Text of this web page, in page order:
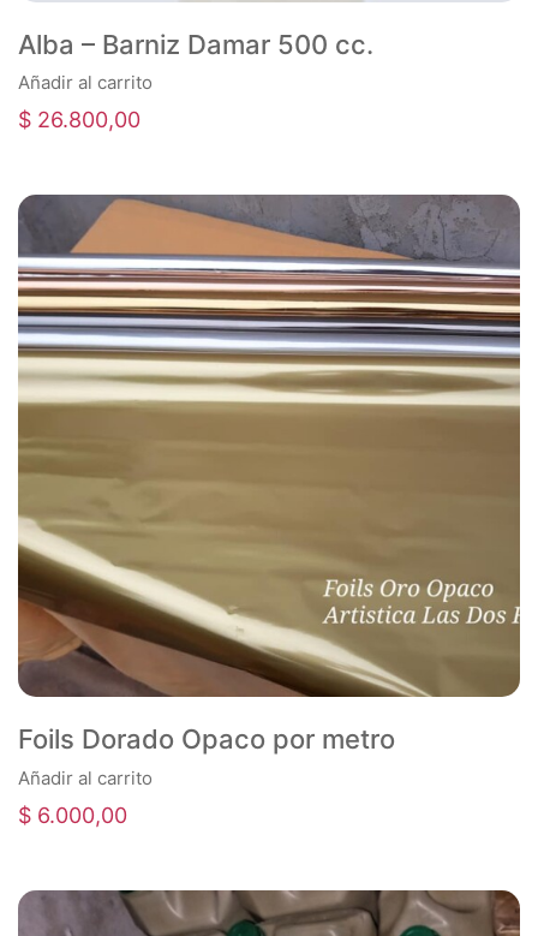
Alba – Barniz Damar 500 cc.
Añadir al carrito
$ 26.800,00
Foils Dorado Opaco por metro
Añadir al carrito
$ 6.000,00